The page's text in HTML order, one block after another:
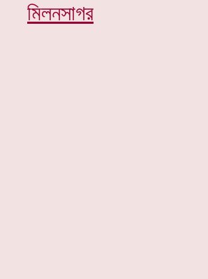
মিলনসাগর